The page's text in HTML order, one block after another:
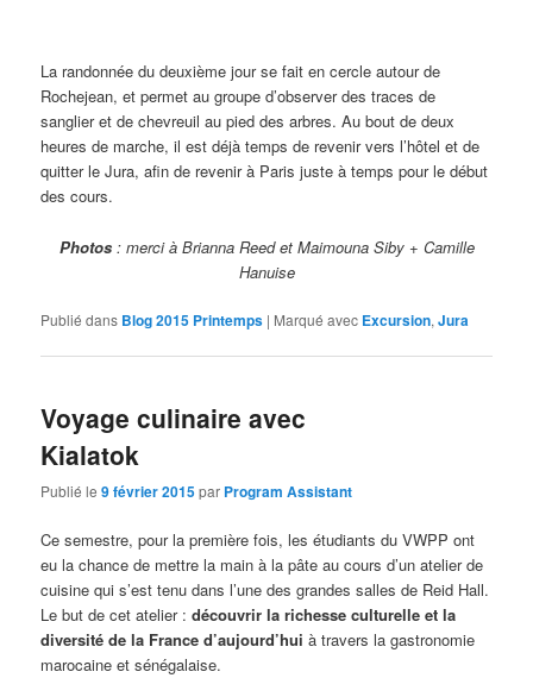
La randonnée du deuxième jour se fait en cercle autour de
Rochejean, et permet au groupe d’observer des traces de
sanglier et de chevreuil au pied des arbres. Au bout de deux
heures de marche, il est déjà temps de revenir vers l’hôtel et de
quitter le Jura, afin de revenir à Paris juste à temps pour le début
des cours.
Photos: merci à Brianna Reed et Maimouna Siby + Camille
Hanuise
Publié dans Blog 2015 Printemps | Marqué avec Excursion,Jura
Voyage culinaire avec
Kialatok
Publié le9 février 2015par Program Assistant
Ce semestre, pour la première fois, les étudiants du VWPP ont
eu la chance de mettre la main à la pâte au cours d’un atelier de
cuisine qui s’est tenu dans l’une des grandes salles de Reid Hall.
Le but de cet atelier :découvrir la richesse culturelle et la
diversité de la France d’aujourd’hui à travers la gastronomie
marocaine et sénégalaise.